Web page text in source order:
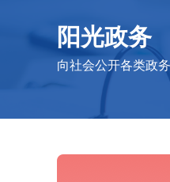
阳光政务
向社会公开各类政